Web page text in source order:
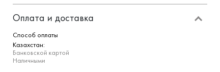
Оплата и доставка
Способ оплаты
Казахстан:
Банковской картой
Наличными